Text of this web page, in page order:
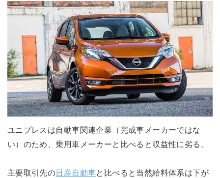
ユニプレスは自動車関連企業（完成車メーカーではな
い）のため、乗用車メーカーと比べると収益性に劣る。
主要取引先の日産自動車と比べると当然給料体系は下が